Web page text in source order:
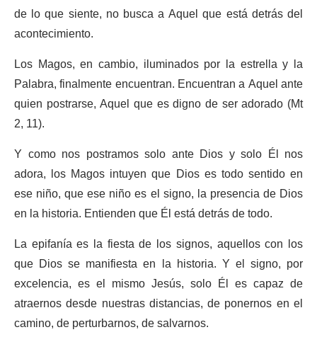
de lo que siente, no busca a Aquel que está detrás del
acontecimiento.
Los Magos, en cambio, iluminados por la estrella y la
Palabra, finalmente encuentran. Encuentran a Aquel ante
quien postrarse, Aquel que es digno de ser adorado (Mt
2, 11).
Y como nos postramos solo ante Dios y solo Él nos
adora, los Magos intuyen que Dios es todo sentido en
ese niño, que ese niño es el signo, la presencia de Dios
en la historia. Entienden que Él está detrás de todo.
La epifanía es la fiesta de los signos, aquellos con los
que Dios se manifiesta en la historia. Y el signo, por
excelencia, es el mismo Jesús, solo Él es capaz de
atraernos desde nuestras distancias, de ponernos en el
camino, de perturbarnos, de salvarnos.